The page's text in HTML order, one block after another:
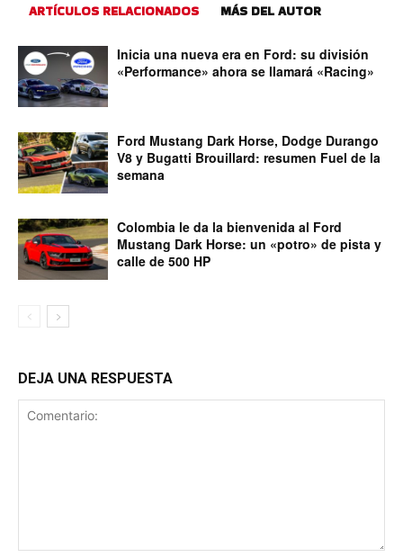
ARTÍCULOS RELACIONADOS MÁS DEL AUTOR
Inicia una nueva era en Ford: su división
«Performance» ahora se llamará «Racing»
Ford Mustang Dark Horse, Dodge Durango
V8 y Bugatti Brouillard: resumen Fuel de la
semana
Colombia le da la bienvenida al Ford
Mustang Dark Horse: un «potro» de pista y
calle de 500 HP
DEJA UNA RESPUESTA